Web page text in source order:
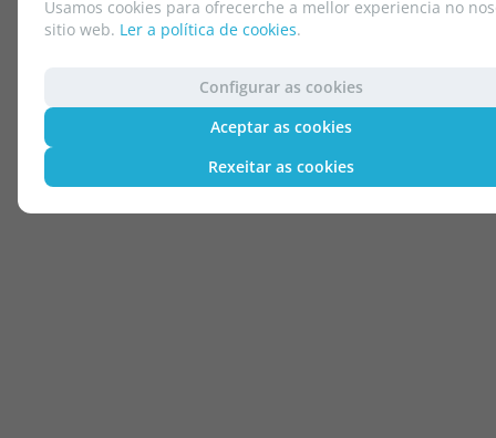
Usamos cookies para ofrecerche a mellor experiencia no
sitio web. Ler a política de cookies.
Configurar as cookies
Aceptar as cookies
Rexeitar as cookies